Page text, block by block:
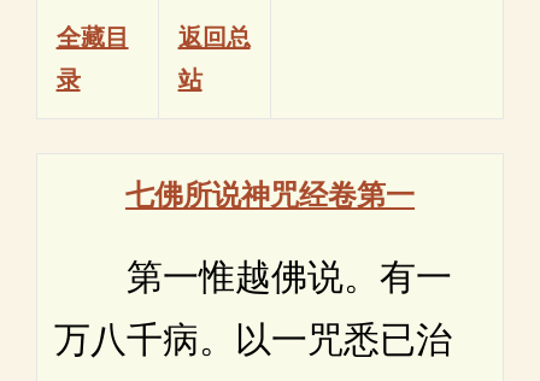
全藏目
录
返回总
站
七佛所说神咒经卷第一
第一惟越佛说。有一
万八千病。以一咒悉已治